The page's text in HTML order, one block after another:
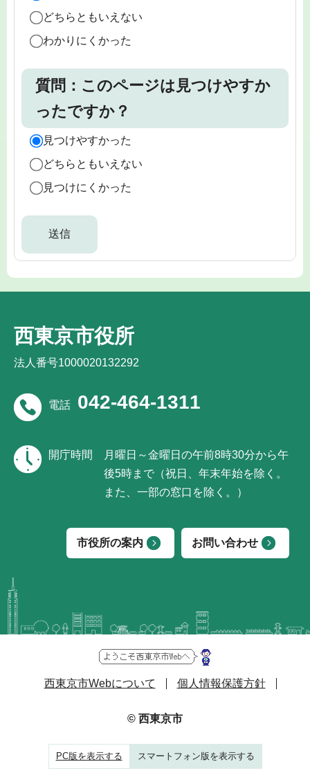
どちらともいえない
わかりにくかった
質問：このページは見つけやすか
ったですか？
見つけやすかった
どちらともいえない
見つけにくかった
西東京市役所
法人番号1000020132292
電話 042-464-1311
開庁時間
月曜日～金曜日の午前8時30分から午
後5時まで（祝日、年末年始を除く。
また、一部の窓口を除く。）
市役所の案内 お問い合わせ
西東京市Webについて 個人情報保護方針
© 西東京市
PC版を表示する スマートフォン版を表示する